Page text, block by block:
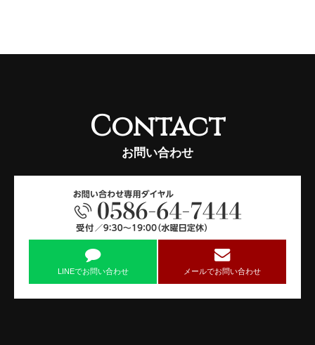
Contact
お問い合わせ
LINEでお問い合わせ メールでお問い合わせ